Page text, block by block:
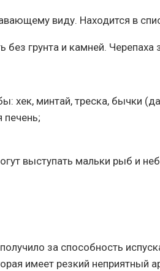
виду. Находится в
грунта и камней. Черепаха
хек, минтай, треска, бычки
печень;
выступать мальки рыб и
за способность
имеет резкий